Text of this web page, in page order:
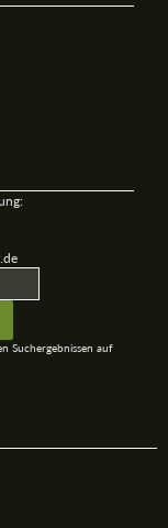
Suchergebnissen auf